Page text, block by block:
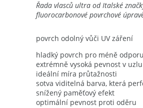
Řada vlasců ultra od Italské
fluorocarbonové povrchové
povrch odolný vůči UV záření
hladký povrch pro méně
extrémně vysoká pevnost v uzlu
ideální míra průtažnosti
sotva viditelná barva, která
snížený paměťový efekt
optimální pevnost proti oděru